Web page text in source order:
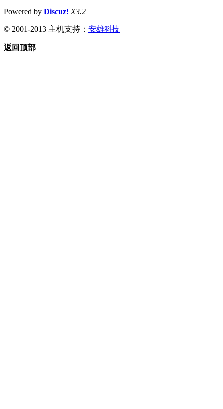
Powered by Discuz! X3.2
© 2001-2013 主机支持： 安雄科技
返回顶部